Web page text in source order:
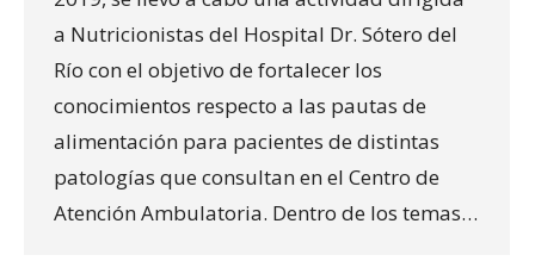
a Nutricionistas del Hospital Dr. Sótero del
Río con el objetivo de fortalecer los
conocimientos respecto a las pautas de
alimentación para pacientes de distintas
patologías que consultan en el Centro de
Atención Ambulatoria. Dentro de los temas…